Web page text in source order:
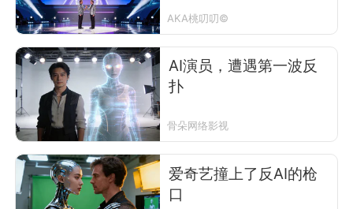
AKA桃叨叨©
AI演员，遭遇第一波反
扑
骨朵网络影视
爱奇艺撞上了反AI的枪
口